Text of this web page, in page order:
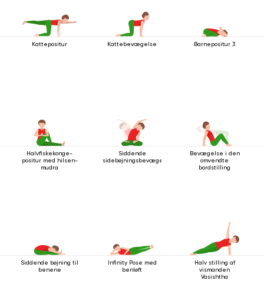
Kattepositur Kattebevægelse Barnepositur 3
Halvfiskekonge-
positur med hilsen-
mudra
Siddende
sidebøjningsbevægelse
Bevægelse i den
omvendte
bordstilling
Siddende bøjning til
benene
Infinity Pose med
benløft
Halv stilling af
vismanden
Vasishtha